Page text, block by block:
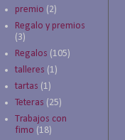
premio (2)
Regalo y premios
(3)
Regalos (105)
talleres (1)
tartas (1)
Teteras (25)
Trabajos con
fimo (18)